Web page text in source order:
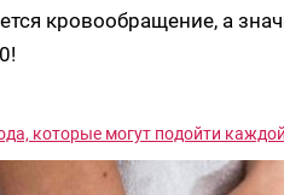
кровообращение, а
которые могут подойти